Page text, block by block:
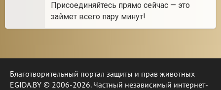
Присоединяйтесь прямо сейчас — это
займет всего пару минут!
Благотворительный портал защиты и прав животных
EGIDA.BY © 2006-2026. Частный независимый интернет-